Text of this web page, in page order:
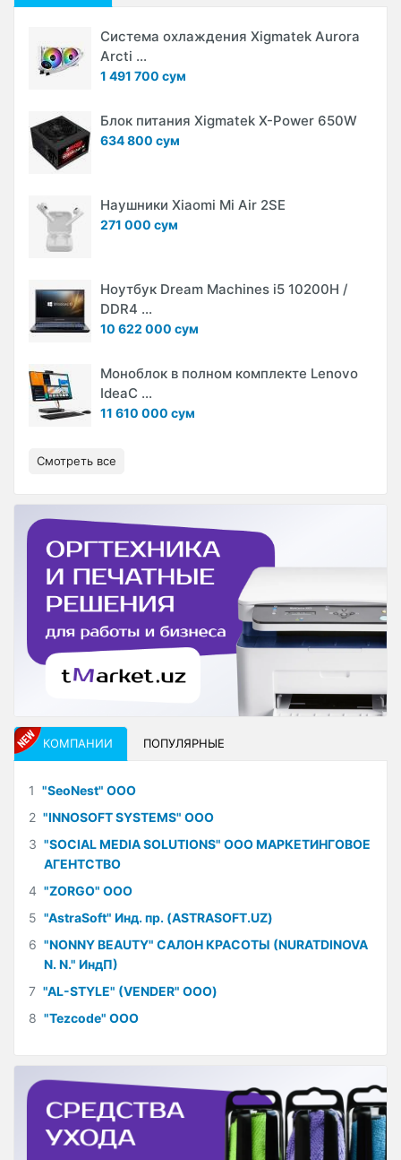
Система охлаждения Xigmatek Aurora
Arcti ...
1 491 700 сум
Блок питания Xigmatek X-Power 650W
634 800 сум
Наушники Xiaomi Mi Air 2SE
271 000 сум
Ноутбук Dream Machines i5 10200H /
DDR4 ...
10 622 000 сум
Моноблок в полном комплекте Lenovo
IdeaC ...
11 610 000 сум
Смотреть все
КОМПАНИИ ПОПУЛЯРНЫЕ
1 "SeoNest" ООО
2 "INNOSOFT SYSTEMS" ООО
3 "SOCIAL MEDIA SOLUTIONS" ООО МАРКЕТИНГОВОЕ
АГЕНТСТВО
4 "ZORGO" ООО
5 "AstraSoft" Инд. пр. (ASTRASOFT.UZ)
6 "NONNY BEAUTY" САЛОН КРАСОТЫ (NURATDINOVA
N. N." ИндП)
7 "AL-STYLE" (VENDER" ООО)
8 "Tezcode" ООО